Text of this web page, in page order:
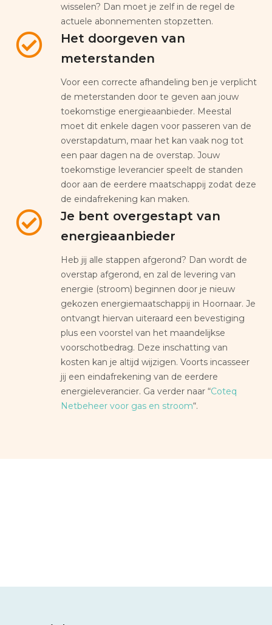
wisselen? Dan moet je zelf in de regel de
actuele abonnementen stopzetten.
Het doorgeven van
meterstanden
Voor een correcte afhandeling ben je verplicht
de meterstanden door te geven aan jouw
toekomstige energieaanbieder. Meestal
moet dit enkele dagen voor passeren van de
overstapdatum, maar het kan vaak nog tot
een paar dagen na de overstap. Jouw
toekomstige leverancier speelt de standen
door aan de eerdere maatschappij zodat deze
de eindafrekening kan maken.
Je bent overgestapt van
energieaanbieder
Heb jij alle stappen afgerond? Dan wordt de
overstap afgerond, en zal de levering van
energie (stroom) beginnen door je nieuw
gekozen energiemaatschappij in Hoornaar. Je
ontvangt hiervan uiteraard een bevestiging
plus een voorstel van het maandelijkse
voorschotbedrag. Deze inschatting van
kosten kan je altijd wijzigen. Voorts incasseer
jij een eindafrekening van de eerdere
energieleverancier. Ga verder naar “Coteq
Netbeheer voor gas en stroom“.